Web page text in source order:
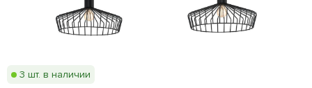
3 шт. в наличии